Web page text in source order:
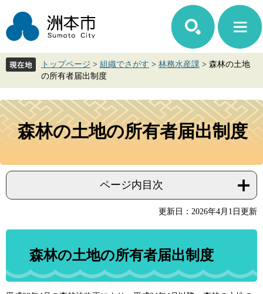
ジ
先
ュ
を
て
本
トップページ > 組織でさがす > 林務水産課 > 森林の土地
の所有者届出制度
本
文
森林の土地の所有者届出制度
ページ内目次
更新日：2026年4月1日更新
森林の土地の所有者届出制度